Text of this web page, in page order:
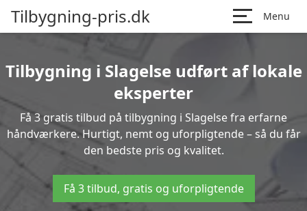
Tilbygning-pris.dk Menu
Tilbygning i Slagelse udført af lokale
eksperter
Få 3 gratis tilbud på tilbygning i Slagelse fra erfarne
håndværkere. Hurtigt, nemt og uforpligtende – så du får
den bedste pris og kvalitet.
Få 3 tilbud, gratis og uforpligtende